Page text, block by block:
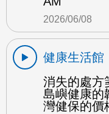
2026/06/08
健康生活館
消失的處方
島嶼健康的
灣健保的價